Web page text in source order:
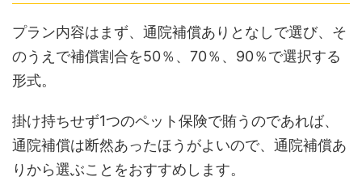
プラン内容はまず、通院補償ありとなしで選び、そ
のうえで補償割合を50％、70％、90％で選択する
形式。
掛け持ちせず1つのペット保険で賄うのであれば、
通院補償は断然あったほうがよいので、通院補償あ
りから選ぶことをおすすめします。